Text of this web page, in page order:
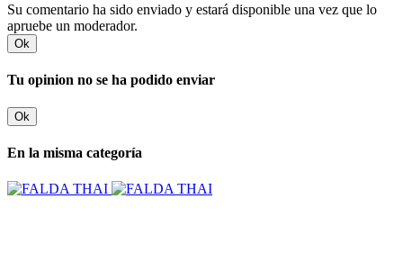
Su comentario ha sido enviado y estará disponible una vez que lo
apruebe un moderador.
Ok
Tu opinion no se ha podido enviar
Ok
En la misma categoría